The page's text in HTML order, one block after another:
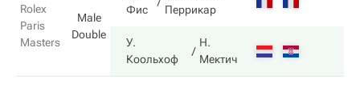
Rolex
Paris
Masters
Male
Double
Фис
Перрикар
У.
Коольхоф
Н.
Мектич